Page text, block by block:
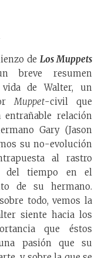
de Los Muppets
breve resumen
de Walter, un
Muppet-civil que
relación
Gary (Jason
su no-evolución
al rastro
del tiempo en el
de su hermano.
todo, vemos la
siente hacia los
que éstos
pasión que su